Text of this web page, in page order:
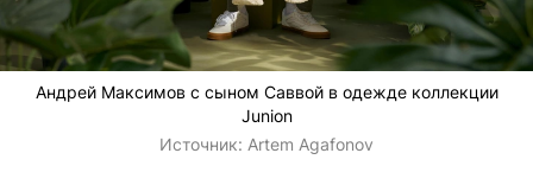
Андрей Максимов с сыном Саввой в одежде коллекции
Junion
Источник: Artem Agafonov